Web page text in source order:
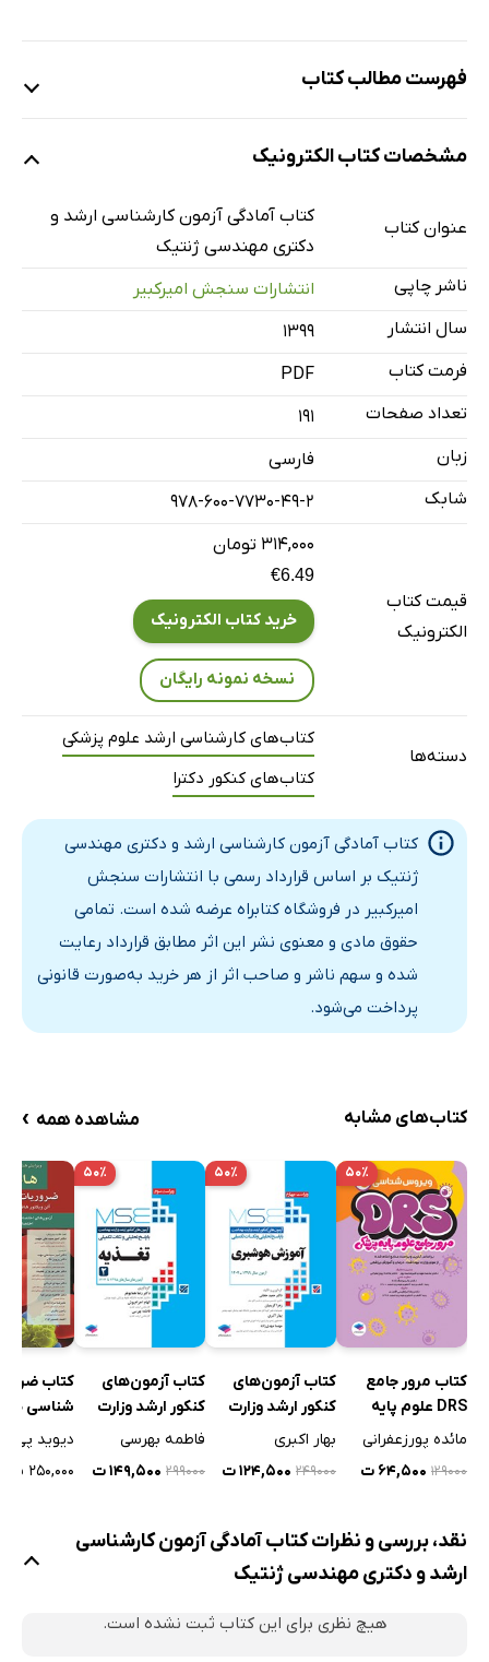
فهرست مطالب کتاب
فصل اول: تاریخچه
فصل سوم: حامل‌های کلون کردن ژن (وکتورها)
فصل چهارم: تکنیک‌های مهندسی ژنتیک
فصل اول: ژنومیکس (Genomics)
فصل دوم: مارکرهای مولکولی و کاربردشان
فصل سوم: Post Genomics
فصل چهارم: تنظیم بیان ژن
مشخصات کتاب الکترونیک
عنوان کتاب
کتاب آمادگی آزمون کارشناسی ارشد و
دکتری مهندسی ژنتیک
ناشر چاپی
انتشارات سنجش امیرکبیر
سال انتشار
۱۳۹۹
فرمت کتاب
PDF
تعداد صفحات
191
زبان
فارسی
شابک
978-600-7730-49-2
قیمت کتاب
الکترونیک
۳۱۴,۰۰۰ تومان
€6.49
خرید کتاب الکترونیک
نسخه نمونه رایگان
دسته‌ها
کتاب‌های کارشناسی ارشد علوم پزشکی
کتاب‌های کنکور دکترا
کتاب آمادگی آزمون کارشناسی ارشد و دکتری مهندسی
ژنتیک بر اساس قرارداد رسمی با انتشارات سنجش
امیرکبیر در فروشگاه کتابراه عرضه شده است. تمامی
حقوق مادی و معنوی نشر این اثر مطابق قرارداد رعایت
شده و سهم ناشر و صاحب اثر از هر خرید به‌صورت قانونی
پرداخت می‌شود.
کتاب‌های مشابه مشاهده همه ›
۵۰٪
کتاب مرور جامع
DRS علوم پایه
پزشکی: ویروس
مائده پورزعفرانی
۱۲۹۰۰۰ ۶۴,۵۰۰ ت
۵۰٪
کتاب آزمون‌های
کنکور ارشد وزارت
بهار اکبری
۲۴۹۰۰۰ ۱۲۴,۵۰۰ ت
۵۰٪
کتاب آزمون‌های
کنکور ارشد وزارت
بهداشت MSE
فاطمه بهرسی
۲۹۹۰۰۰ ۱۴۹,۵۰۰ ت
کتاب
شناسی
2020 -
دیوید پی.
۲۵۰,۰۰۰ ت
نقد، بررسی و نظرات کتاب آمادگی آزمون کارشناسی
ارشد و دکتری مهندسی ژنتیک
هیچ نظری برای این کتاب ثبت نشده است.